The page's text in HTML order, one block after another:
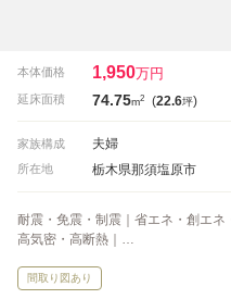
本体価格 1,950万円
延床面積 74.75m2 (22.6坪)
家族構成 夫婦
所在地 栃木県那須塩原市
耐震・免震・制震｜省エネ・創エネ
高気密・高断熱｜…
間取り図あり